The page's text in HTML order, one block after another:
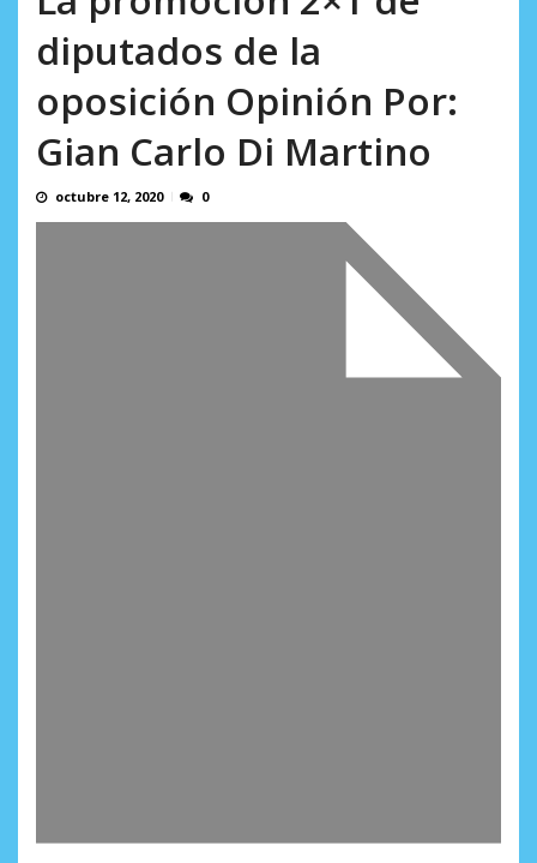
diputados de la
oposición Opinión Por:
Gian Carlo Di Martino
octubre 12, 2020 0